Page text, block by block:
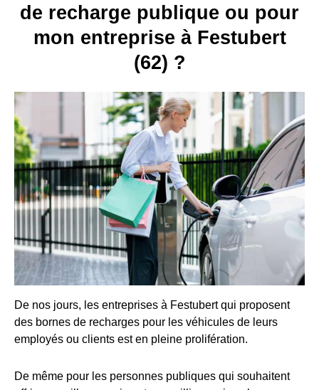
de recharge publique ou pour
mon entreprise à Festubert
(62) ?
De nos jours, les entreprises à Festubert qui proposent
des bornes de recharges pour les véhicules de leurs
employés ou clients est en pleine prolifération.
De même pour les personnes publiques qui souhaitent